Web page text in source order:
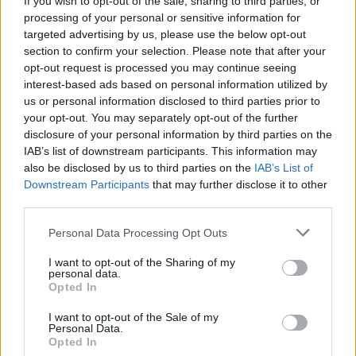
processing of your personal or sensitive information for
targeted advertising by us, please use the below opt-out
section to confirm your selection. Please note that after your
opt-out request is processed you may continue seeing
interest-based ads based on personal information utilized by
us or personal information disclosed to third parties prior to
your opt-out. You may separately opt-out of the further
disclosure of your personal information by third parties on the
IAB’s list of downstream participants. This information may
also be disclosed by us to third parties on the IAB’s List of
Downstream Participants that may further disclose it to other
Personal Data Processing Opt Outs
I want to opt-out of the Sharing of my
personal data.
Opted In
I want to opt-out of the Sale of my
Personal Data.
Opted In
Paskutiniame NBA sezone jis vidutiniškai per
dvikovą įmesdavo vos tris taškus.
Primename, kad traumą patyręs S.Wilbekinas
išgirdo negailestingą gydytojų verdiktą. Ore
kybojęs ir skausmo perkreiptu veidu ant
parketo nusileidęs krepšininkas aikštę paliko
tik su komandos draugų pagalba, o atlikus
tyrumus paaiškėjo, kad 31-erių krepšininkas
nusitraukė kelio raiščius.
KOMANDA RS P TŠK+ TŠK-